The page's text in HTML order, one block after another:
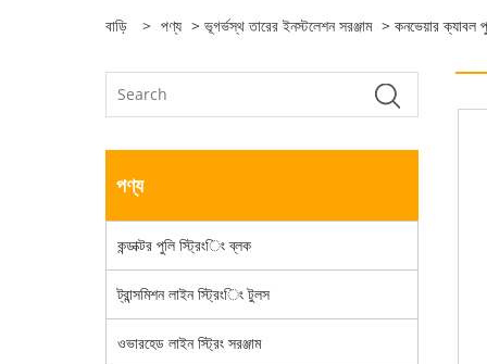
বাড়ি > পণ্য > ভূগর্ভস্থ তারের ইনস্টলেশন সরঞ্জাম > কনভেয়ার ক্যাবল
পণ্য
কন্ডাক্টর পুলি স্ট্রিংিং ব্লক
ট্রান্সমিশন লাইন স্ট্রিংিং টুলস
ওভারহেড লাইন স্ট্রিং সরঞ্জাম